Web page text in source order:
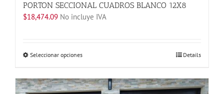
PORTON SECCIONAL CUADROS BLANCO 12X8
$18,474.09 No incluye IVA
Seleccionar opcionesEste
tiene
múltiples
Details